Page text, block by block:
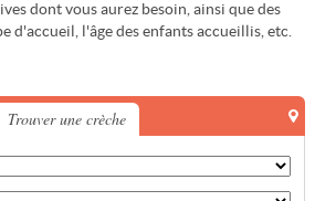
dont vous aurez besoin, ainsi que des
d'accueil, l'âge des enfants accueillis, etc.
Trouver une crèche